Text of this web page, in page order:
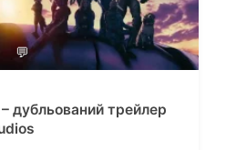
💬
дубльований трейлер